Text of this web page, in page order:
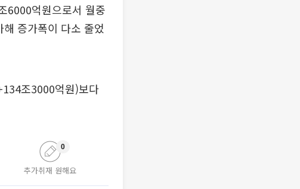
6000억원으로서 월중
증가폭이 다소 줄었
조3000억원)보다
추가취재 원해요
0